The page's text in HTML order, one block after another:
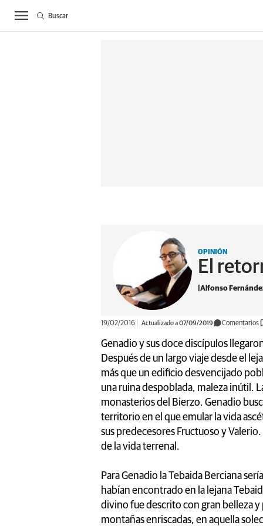
ACTUALIDAD
Buscar
OPINIÓN
El
Alfonso
19/02/2016 Actualizado a 07/09/2019 Comentarios
Genadio y sus doce discípulos
Después de un largo viaje desde el
más que un edificio desvencijado
una ruina despoblada, maleza inútil.
monasterios del Bierzo. Genadio
territorio en el que emular la vida
sus predecesores Fructuoso y
de la vida terrenal.
Para Genadio la Tebaida Berciana
habían encontrado en la lejana
divino fue descrito con gran belleza y
montañas enriscadas, en aquella